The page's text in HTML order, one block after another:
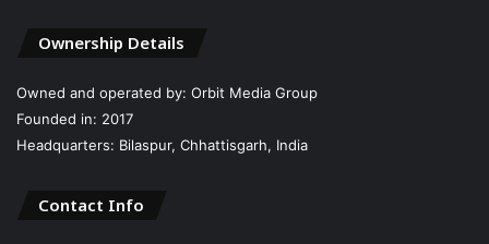
Ownership Details
Owned and operated by: Orbit Media Group
Founded in: 2017
Headquarters: Bilaspur, Chhattisgarh, India
Contact Info